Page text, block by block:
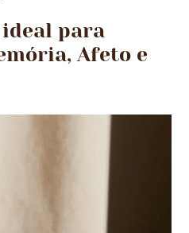
para
Afeto e